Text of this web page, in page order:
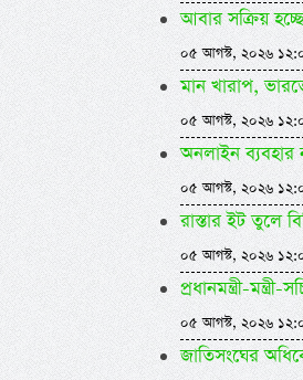
আবার সক্রিয়
০৫ আগস্ট, ২০২৬
মান খারাপ,
০৫ আগস্ট, ২০২৬
অনলাইন ব্যবহার
০৫ আগস্ট, ২০২৬
রাস্তার ইট তুলে
০৫ আগস্ট, ২০২৬
প্রধানমন্ত্রী-
০৫ আগস্ট, ২০২৬
জাতিসংঘের